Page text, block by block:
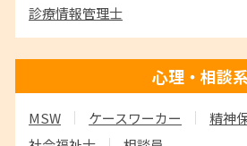
診療情報管理士
心理・相談
MSW ケースワーカー
精神